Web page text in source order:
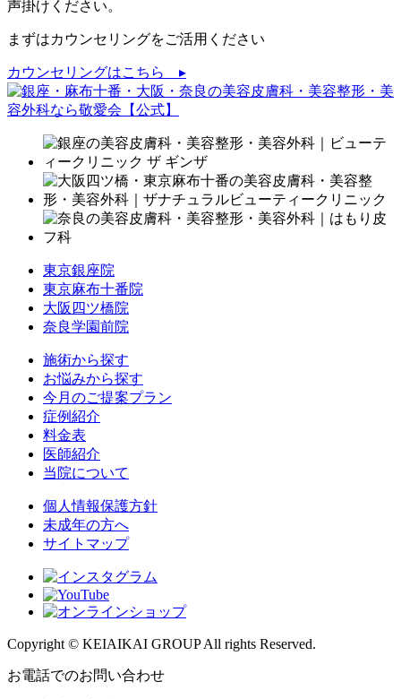
声掛けください。
まずはカウンセリングをご活用ください
カウンセリングはこちら ▸
東京銀座院
東京麻布十番院
大阪四ツ橋院
奈良学園前院
施術から探す
お悩みから探す
今月のご提案プラン
症例紹介
料金表
医師紹介
当院について
個人情報保護方針
未成年の方へ
サイトマップ
Copyright © KEIAIKAI GROUP All rights Reserved.
お電話でのお問い合わせ